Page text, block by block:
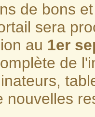
de bons
sera
au 1er
de
nouvelles